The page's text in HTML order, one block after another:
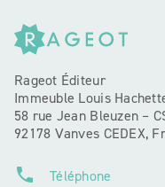
Rageot Éditeur
Immeuble Louis
58 rue Jean Bleuzen –
92178 Vanves CEDEX,
phone Téléphone